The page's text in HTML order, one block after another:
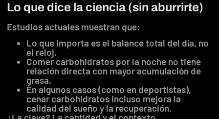
Lo que dice la ciencia (sin aburrirte)
Estudios actuales muestran que:
Lo que importa es el balance total del día, no
el reloj.
Comer carbohidratos por la noche no tiene
relación directa con mayor acumulación de
grasa.
En algunos casos (como en deportistas),
cenar carbohidratos incluso mejora la
calidad del sueño y la recuperación.